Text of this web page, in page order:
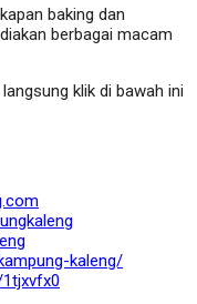
baking dan
berbagai macam
klik di bawah ini
kaleng/